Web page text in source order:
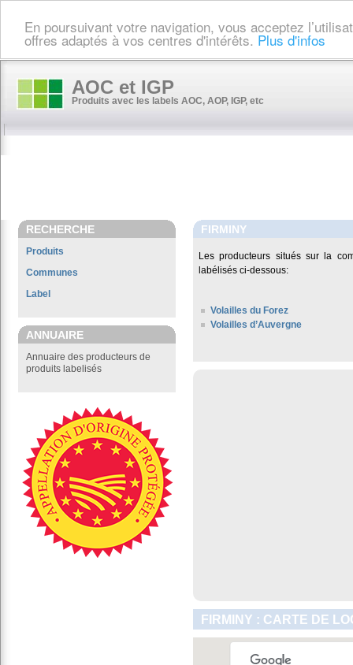
En poursuivant votre navigation, vous acceptez
offres adaptés à vos centres d'intérêts. Plus d'infos
AOC et IGP
Produits avec les labels AOC, AOP, IGP, etc
RECHERCHE
Produits
Communes
Label
ANNUAIRE
Annuaire des producteurs de
produits labelisés
FIRMINY
Les producteurs situés sur la
labélisés ci-dessous:
Volailles du Forez
Volailles d’Auvergne
FIRMINY : CARTE DE